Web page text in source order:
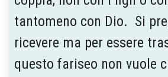
tantomeno con Dio. Si
ricevere ma per essere
questo fariseo non vuole